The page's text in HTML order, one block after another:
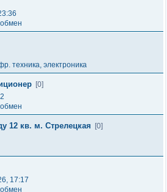
техника, электроника
[0]
12 кв. м. Стрелецкая
[0]
17:17